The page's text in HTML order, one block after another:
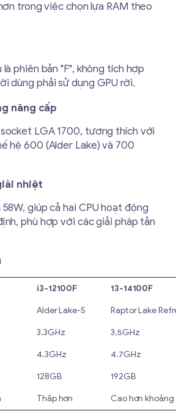
trong việc chọn lựa RAM theo
là phiên bản "F", không tích hợp
dùng phải sử dụng GPU rời.
nâng cấp
LGA 1700, tương thích với
hệ 600 (Alder Lake) và 700
nhiệt
giúp cả hai CPU hoạt động
phù hợp với các giải pháp tản
i3-12100F 13-14100F
Alder Lake-S Raptor Lake
3.3GHz 3.5GHz
4.3GHz 4.7GHz
128GB 192GB
Thấp hơn Cao hơn khoảng